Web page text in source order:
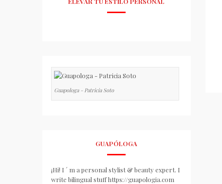
Guapologa - Patricia Soto
GUAPÓLOGA
¡Hi! I ´ m a personal stylist & beauty expert. I
write bilingual stuff https://guapologia.com